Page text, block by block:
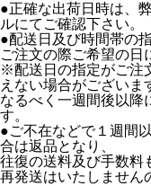
●正確な出荷日時は、
ルにてご確認下さい。
●配送日及び時間帯の
ご注文の際ご希望の日
※配送日の指定がご注
えない場合がございま
なるべく一週間後以降
す。
●ご不在などで１週間
合は返品となり、
往復の送料及び手数料
再発送はいたしません